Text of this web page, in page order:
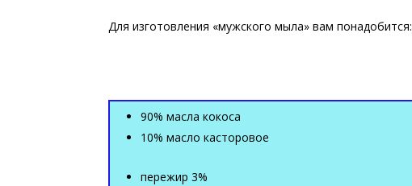
Для изготовления «мужского мыла» вам понадобится:
90% масла кокоса
10% масло касторовое
пережир 3%